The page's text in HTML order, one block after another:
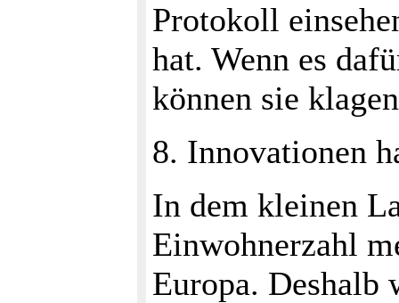
Protokoll
hat. Wenn es
können sie
8. Innovationen
In dem kleinen
Einwohnerzahl
Europa. Deshalb